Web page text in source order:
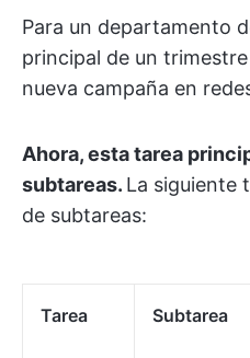
Para un departamento
principal de un
nueva campaña en
Ahora, esta tarea
subtareas. La siguiente
de subtareas:
Tarea Subtarea